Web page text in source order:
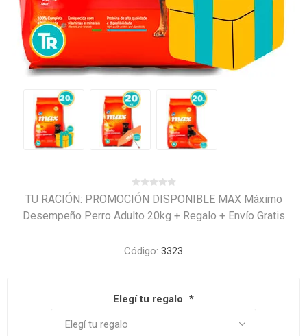
TU RACIÓN: PROMOCIÓN DISPONIBLE MAX Máximo
Desempeño Perro Adulto 20kg + Regalo + Envío Gratis
Código: 3323
Elegí tu regalo *